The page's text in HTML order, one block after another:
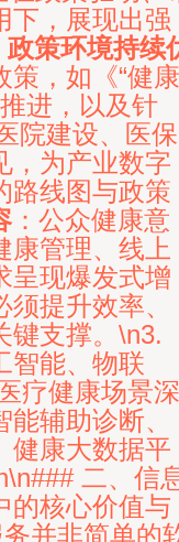
下，展现出强
政策环境持续
策，如《“健康
进，以及针
院建设、医保
，为产业数字
路线图与政策
：公众健康意
康管理、线上
呈现爆发式增
提升效率、
键支撑。\n3.
智能、物联
疗健康场景深
辅助诊断、
健康大数据平
二、信
的核心价值与
并非简单的